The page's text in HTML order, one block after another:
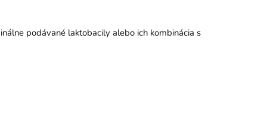
podávané laktobacily alebo ich kombinácia s